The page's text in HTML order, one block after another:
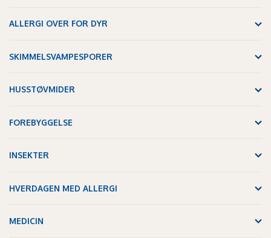
ALLERGI OVER FOR DYR
SKIMMELSVAMPESPORER
HUSSTØVMIDER
FOREBYGGELSE
INSEKTER
HVERDAGEN MED ALLERGI
MEDICIN